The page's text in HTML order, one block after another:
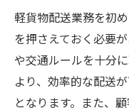
軽貨物配送業務を初
を押さえておく必要
や交通ルールを十分
より、効率的な配送
となります。また、